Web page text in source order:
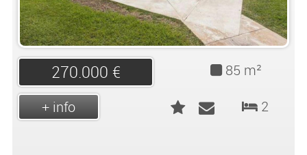
270.000 €
85 m²
2
+ info